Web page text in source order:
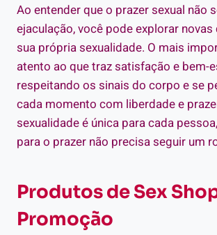
Ao entender que o prazer sexual não
ejaculação, você pode explorar
sua própria sexualidade. O mais
atento ao que traz satisfação e bem-
respeitando os sinais do corpo e se
cada momento com liberdade e
sexualidade é única para cada
para o prazer não precisa seguir um
Produtos de Sex
Promoção